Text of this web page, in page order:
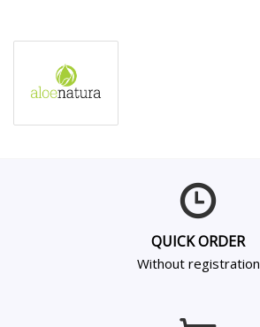
QUICK ORDER
Without registration